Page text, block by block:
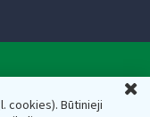
cookies). Būtinieji